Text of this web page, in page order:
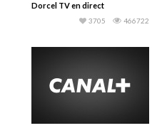
Dorcel TV en direct
466722
3705